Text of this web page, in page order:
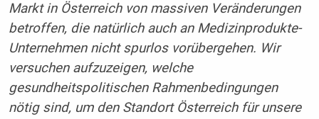
Markt in Österreich von massiven Veränderungen
betroffen, die natürlich auch an Medizinprodukte-
Unternehmen nicht spurlos vorübergehen. Wir
versuchen aufzuzeigen, welche
gesundheitspolitischen Rahmenbedingungen
nötig sind, um den Standort Österreich für unsere